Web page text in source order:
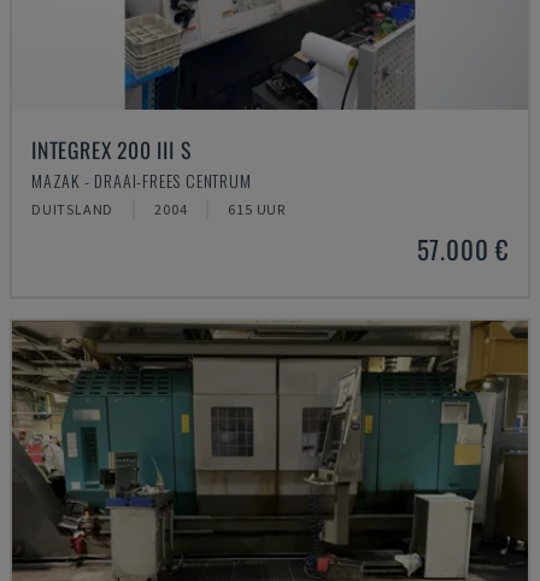
INTEGREX 200 III S
MAZAK - DRAAI-FREES CENTRUM
DUITSLAND 2004 615 UUR
57.000 €